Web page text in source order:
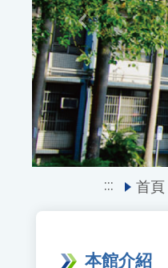
Previous
::: 首頁
本館介紹